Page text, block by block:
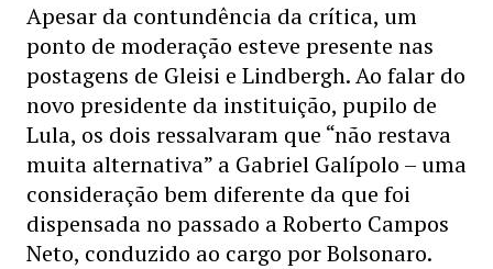
Apesar da contundência da crítica, um
ponto de moderação esteve presente nas
postagens de Gleisi e Lindbergh. Ao falar do
novo presidente da instituição, pupilo de
Lula, os dois ressalvaram que “não restava
muita alternativa” a Gabriel Galípolo – uma
consideração bem diferente da que foi
dispensada no passado a Roberto Campos
Neto, conduzido ao cargo por Bolsonaro.